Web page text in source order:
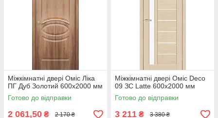
Міжкімнатні двері Оміс Ліка
ПГ Дуб Золотий 600х2000 мм
Готово до відправки
2 061,50 ₴ 2 170 ₴
Міжкімнатні двері Оміс Deco
09 ЗС Latte 600х2000 мм
Готово до відправки
3 211 ₴ 3 380 ₴